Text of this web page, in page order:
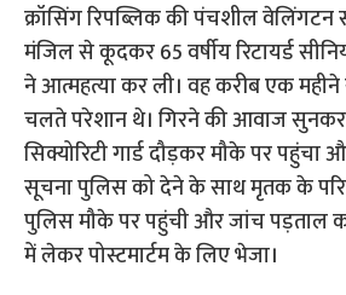
क्रॉसिंग रिपब्लिक की पंचशील वेलिंगटन
मंजिल से कूदकर 65 वर्षीय रिटायर्ड
ने आत्महत्या कर ली। वह करीब एक
चलते परेशान थे। गिरने की आवाज सुनकर
सिक्योरिटी गार्ड दौड़कर मौके पर
सूचना पुलिस को देने के साथ मृतक के
पुलिस मौके पर पहुंची और जांच
में लेकर पोस्टमार्टम के लिए भेजा।